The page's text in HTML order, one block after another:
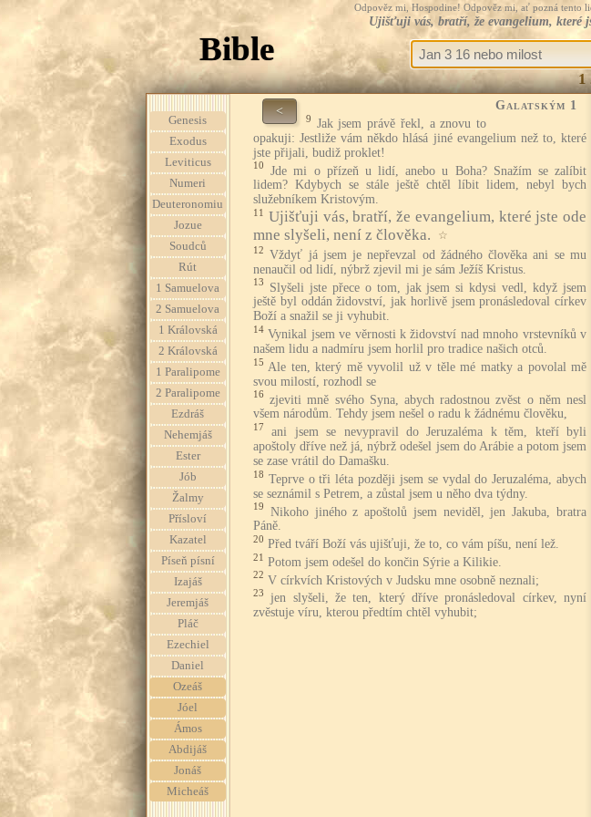
Odpověz mi, Hospodine! Odpověz mi, ať pozná tento
Ujišťuji vás, bratří, že evangelium, které
Bible
1
Genesis
Exodus
Leviticus
Numeri
Deuteronomiu
Jozue
Soudců
Rút
1 Samuelova
2 Samuelova
1 Královská
2 Královská
1 Paralipome
2 Paralipome
Ezdráš
Nehemjáš
Ester
Jób
Žalmy
Přísloví
Kazatel
Píseň písní
Izajáš
Jeremjáš
Pláč
Ezechiel
Daniel
Ozeáš
Jóel
Ámos
Abdijáš
Jonáš
Micheáš
< Galatským 1
9 Jak jsem právě řekl, a znovu to
opakuji: Jestliže vám někdo hlásá jiné evangelium než to, které
jste přijali, budiž proklet!
10
Jde mi o přízeň u lidí, anebo u Boha? Snažím se zalíbit
lidem? Kdybych se stále ještě chtěl líbit lidem, nebyl bych
služebníkem Kristovým.
11
Ujišťuji vás, bratří, že evangelium, které jste ode
mne slyšeli, není z člověka.
☆
12
Vždyť já jsem je nepřevzal od žádného člověka ani se mu
nenaučil od lidí, nýbrž zjevil mi je sám Ježíš Kristus.
13
Slyšeli jste přece o tom, jak jsem si kdysi vedl, když jsem
ještě byl oddán židovství, jak horlivě jsem pronásledoval církev
Boží a snažil se ji vyhubit.
14 Vynikal jsem ve věrnosti k židovství nad mnoho vrstevníků v
našem lidu a nadmíru jsem horlil pro tradice našich otců.
15 Ale ten, který mě vyvolil už v těle mé matky a povolal mě
svou milostí, rozhodl se
16
zjeviti mně svého Syna, abych radostnou zvěst o něm nesl
všem národům. Tehdy jsem nešel o radu k žádnému člověku,
17
ani jsem se nevypravil do Jeruzaléma k těm, kteří byli
apoštoly dříve než já, nýbrž odešel jsem do Arábie a potom jsem
se zase vrátil do Damašku.
18 Teprve o tři léta později jsem se vydal do Jeruzaléma, abych
se seznámil s Petrem, a zůstal jsem u něho dva týdny.
19
Nikoho jiného z apoštolů jsem neviděl, jen Jakuba, bratra
Páně.
20 Před tváří Boží vás ujišťuji, že to, co vám píšu, není lež.
21 Potom jsem odešel do končin Sýrie a Kilikie.
22 V církvích Kristových v Judsku mne osobně neznali;
23
jen slyšeli, že ten, který dříve pronásledoval církev, nyní
zvěstuje víru, kterou předtím chtěl vyhubit;